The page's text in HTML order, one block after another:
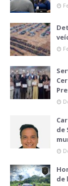
de
de